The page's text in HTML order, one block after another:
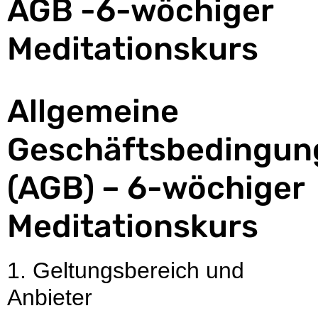
AGB -6-wöchiger
Meditationskurs
Allgemeine
(AGB) – 6-wöchiger
Meditationskurs
1. Geltungsbereich und
Anbieter